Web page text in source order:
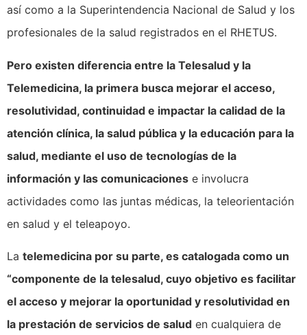
así como a la Superintendencia Nacional de Salud y los
profesionales de la salud registrados en el RHETUS.
Pero existen diferencia entre la Telesalud y la
Telemedicina, la primera busca mejorar el acceso,
resolutividad, continuidad e impactar la calidad de la
atención clínica, la salud pública y la educación para la
salud, mediante el uso de tecnologías de la
información y las comunicaciones e involucra
actividades como las juntas médicas, la teleorientación
en salud y el teleapoyo.
La telemedicina por su parte, es catalogada como un
“componente de la telesalud, cuyo objetivo es facilitar
el acceso y mejorar la oportunidad y resolutividad en
la prestación de servicios de salud en cualquiera de